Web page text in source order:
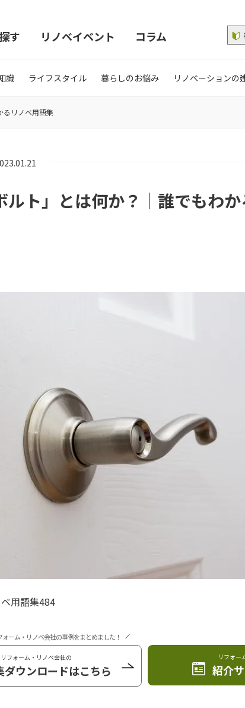
す リノベイベント コラム
識 ライフスタイル 暮らしのお悩み リノベーションの
るリノベ用語集
ルト」とは何か？｜誰でもわ
用語集484
ォーム・リノベ会社の事例をまとめました！
リフォーム・リノベ会社の
ダウンロードはこちら
リフォー
紹介